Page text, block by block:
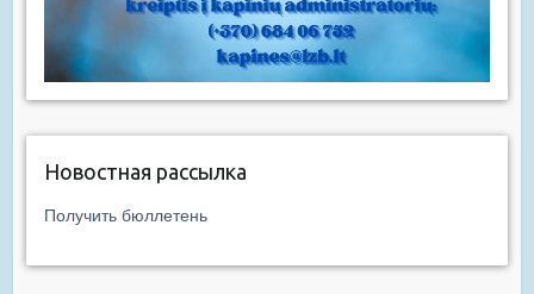
Новостная рассылка
Получить бюллетень